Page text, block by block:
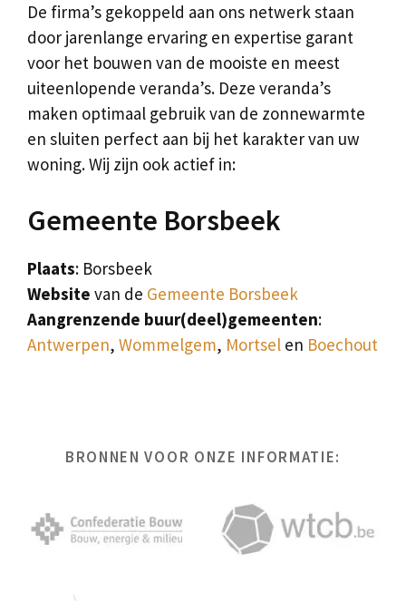
De firma’s gekoppeld aan ons netwerk staan
door jarenlange ervaring en expertise garant
voor het bouwen van de mooiste en meest
uiteenlopende veranda’s. Deze veranda’s
maken optimaal gebruik van de zonnewarmte
en sluiten perfect aan bij het karakter van uw
woning. Wij zijn ook actief in:
Gemeente Borsbeek
Plaats: Borsbeek
Website van de Gemeente Borsbeek
Aangrenzende buur(deel)gemeenten:
Antwerpen, Wommelgem, Mortsel en Boechout
BRONNEN VOOR ONZE INFORMATIE: